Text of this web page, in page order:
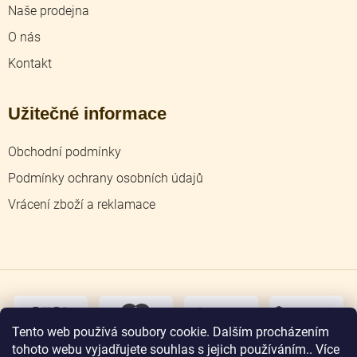
Tento web používá soubory cookie. Dalším procházením
tohoto webu vyjadřujete souhlas s jejich používáním.. Více
Naše prodejna
O nás
Kontakt
Užitečné informace
Obchodní podmínky
Podmínky ochrany osobních údajů
Vrácení zboží a reklamace
osobní